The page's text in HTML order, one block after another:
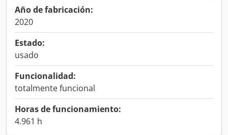
Año de fabricación:
2020
Estado:
usado
Funcionalidad:
totalmente funcional
Horas de funcionamiento:
4.961 h